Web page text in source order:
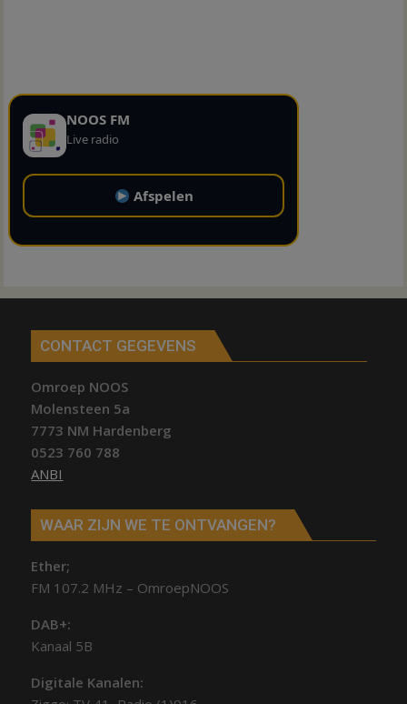
NOOS FM
Live radio
Afspelen
CONTACT GEGEVENS
Omroep NOOS
Molensteen 5a
7773 NM Hardenberg
0523 760 788
ANBI
WAAR ZIJN WE TE ONTVANGEN?
Ether;
FM 107.2 MHz – OmroepNOOS
DAB+:
Kanaal 5B
Digitale Kanalen: